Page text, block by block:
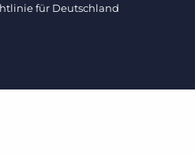
für Deutschland